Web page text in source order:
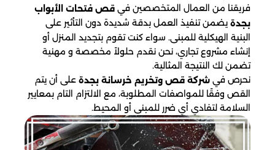
فريقنا من العمال المتخصصين في قص فتحات الأبواب
بجدة يضمن تنفيذ العمل بدقة شديدة دون التأثير على
البنية الهيكلية للمبنى. سواء كنت تقوم بتجديد المنزل أو
إنشاء مشروع تجاري، نحن نقدم حلولاً مخصصة و مهنية
تضمن لك النتيجة المثالية.
نحرص في شركة قص وتخريم خرسانة بجدة على أن يتم
القص وفقًا للمواصفات المطلوبة، مع الالتزام التام بمعايير
السلامة لتفادي أي ضرر للمبنى أو المحيط.